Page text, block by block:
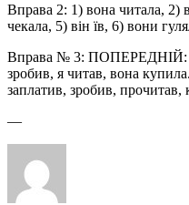
Вправа 2: 1) вона читала, 2)
чекала, 5) він їв, 6) вони
Вправа № 3: ПОПЕРЕДНІЙ:
зробив, я читав, вона
заплатив, зробив, прочитав,
—